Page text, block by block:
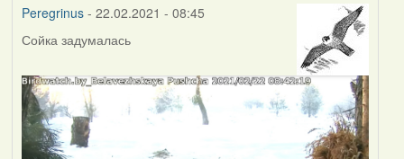
Peregrinus- 22.02.2021 - 08:45
Сойка задумалась